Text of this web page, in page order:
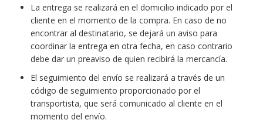
La entrega se realizará en el domicilio indicado por el
cliente en el momento de la compra. En caso de no
encontrar al destinatario, se dejará un aviso para
coordinar la entrega en otra fecha, en caso contrario
debe dar un preaviso de quien recibirá la mercancía.
El seguimiento del envío se realizará a través de un
código de seguimiento proporcionado por el
transportista, que será comunicado al cliente en el
momento del envío.